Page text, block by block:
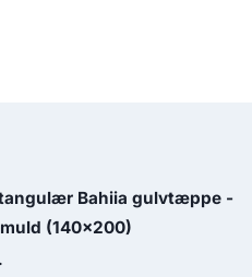
Bahiia gulvtæppe -
(140x200)